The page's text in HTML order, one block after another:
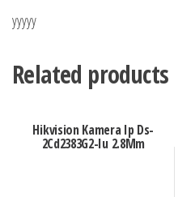
yyyyy
Related products
Hikvision Kamera Ip Ds-
2Cd2383G2-Iu 2.8Mm